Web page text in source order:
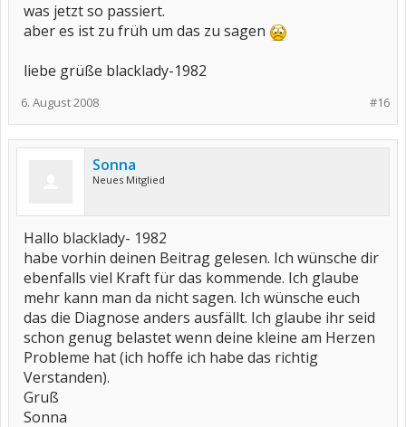
was jetzt so passiert.
aber es ist zu früh um das zu sagen
liebe grüße blacklady-1982
#16
6. August 2008
Sonna
Neues Mitglied
Hallo blacklady- 1982
habe vorhin deinen Beitrag gelesen. Ich wünsche dir
ebenfalls viel Kraft für das kommende. Ich glaube
mehr kann man da nicht sagen. Ich wünsche euch
das die Diagnose anders ausfällt. Ich glaube ihr seid
schon genug belastet wenn deine kleine am Herzen
Probleme hat (ich hoffe ich habe das richtig
Verstanden).
Gruß
Sonna